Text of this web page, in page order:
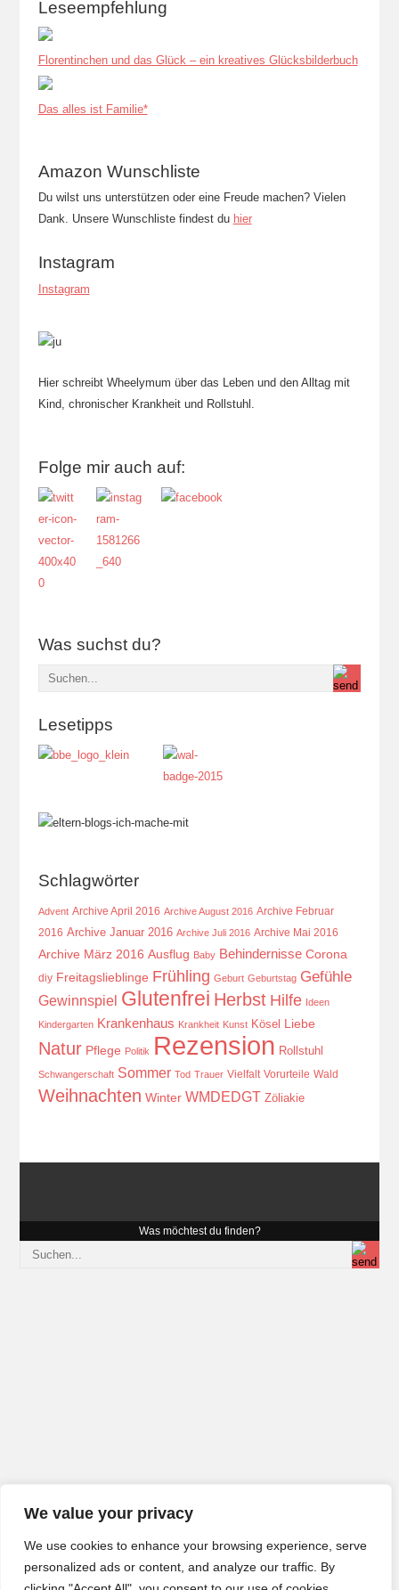
We value your privacy
We use cookies to enhance your browsing experience, serve
personalized ads or content, and analyze our traffic. By
Leseempfehlung
Florentinchen und das Glück – ein kreatives Glücksbilderbuch
Das alles ist Familie*
Amazon Wunschliste
Du wilst uns unterstützen oder eine Freude machen? Vielen
Dank. Unsere Wunschliste findest du hier
Instagram
Instagram
Hier schreibt Wheelymum über das Leben und den Alltag mit
Kind, chronischer Krankheit und Rollstuhl.
Folge mir auch auf:
Was suchst du?
Lesetipps
Schlagwörter
Advent Archive April 2016 Archive August 2016 Archive Februar
2016 Archive Januar 2016 Archive Juli 2016 Archive Mai 2016
Archive März 2016 Ausflug Baby Behindernisse Corona
diy Freitagslieblinge Frühling Geburt Geburtstag Gefühle
Gewinnspiel Glutenfrei Herbst Hilfe Ideen
Kindergarten Krankenhaus Krankheit Kunst Kösel Liebe
Natur Pflege Politik Rezension Rollstuhl
Schwangerschaft Sommer Tod Trauer Vielfalt Vorurteile Wald
Weihnachten Winter WMDEDGT Zöliakie
Was möchtest du finden?